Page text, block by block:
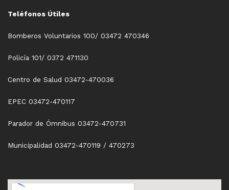
Teléfonos Útiles
Bomberos Voluntarios 100/ 03472 470346
Policía 101/ 0372 471130
Centro de Salud 03472-470036
EPEC 03472-470117
Parador de Ómnibus 03472-470731
Municipalidad 03472-470119 / 470273